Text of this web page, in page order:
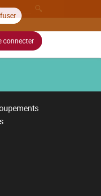
connecter